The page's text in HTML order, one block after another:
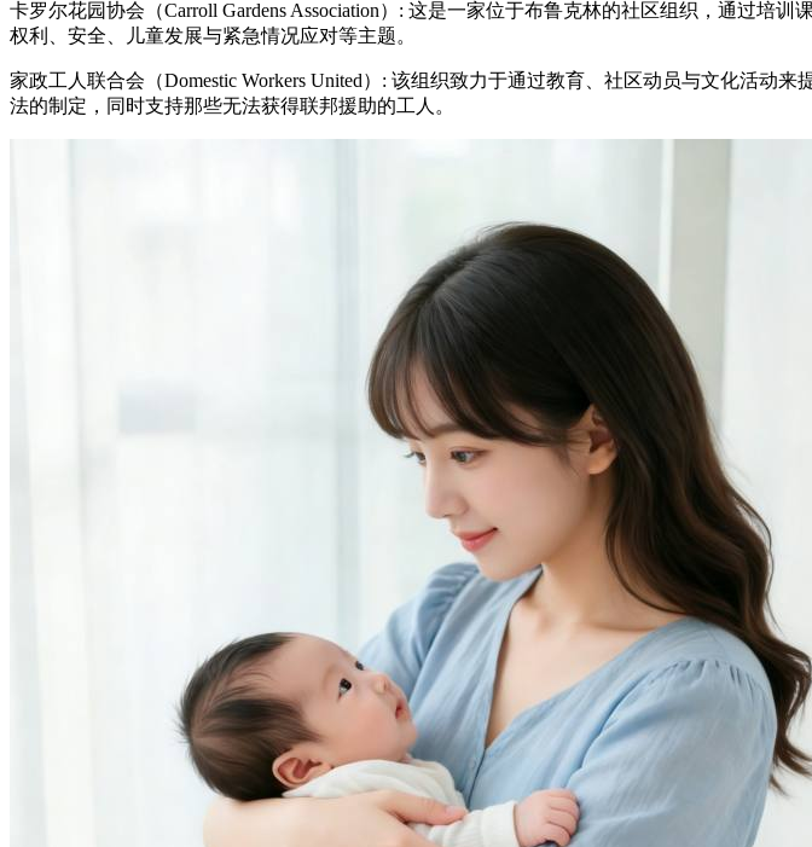
卡罗尔花园协会（Carroll Gardens Association）: 这是一家位于布鲁克林的社区组织，通过培
权利、安全、儿童发展与紧急情况应对等主题。
家政工人联合会（Domestic Workers United）: 该组织致力于通过教育、社区动员与文化活动
法的制定，同时支持那些无法获得联邦援助的工人。